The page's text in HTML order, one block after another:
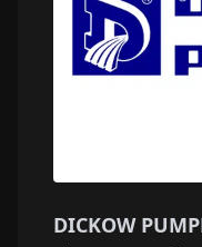
DICKOW